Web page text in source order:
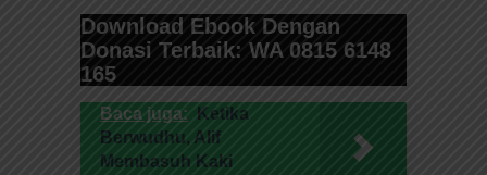
Download Ebook Dengan
Donasi Terbaik: WA 0815 6148
165
Baca juga:
Ketika
Berwudhu, Alif
Membasuh Kaki